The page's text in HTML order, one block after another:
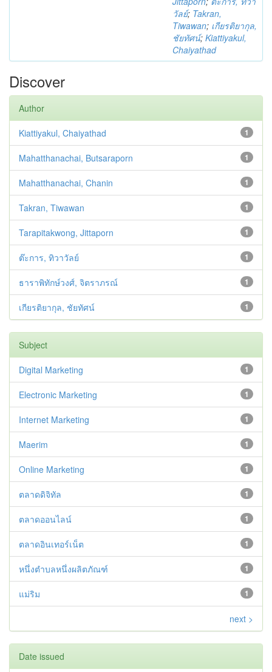
วัลย์; Takran,
Tiwawan; เกียรติยากุล,
ชัยทัศน์; Kiattiyakul,
Chaiyathad
Discover
Author
1
Kiattiyakul, Chaiyathad
1
Mahatthanachai, Butsaraporn
1
Mahatthanachai, Chanin
1
Takran, Tiwawan
1
Tarapitakwong, Jittaporn
1
ต๊ะการ, ทิวาวัลย์
1
ธาราพิทักษ์วงศ์, จิตราภรณ์
1
เกียรติยากุล, ชัยทัศน์
Subject
1
Digital Marketing
1
Electronic Marketing
1
Internet Marketing
1
Maerim
1
Online Marketing
1
ตลาดดิจิทัล
1
ตลาดออนไลน์
1
ตลาดอินเทอร์เน็ต
1
หนึ่งตำบลหนึ่งผลิตภัณฑ์
1
แม่ริม
next >
Date issued